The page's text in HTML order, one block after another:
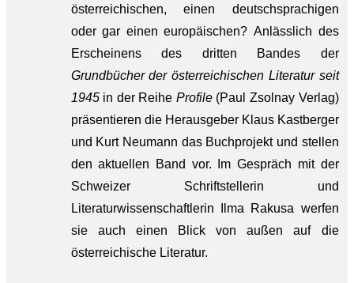
österreichischen, einen deutschsprachigen
oder gar einen europäischen? Anlässlich des
Erscheinens des dritten Bandes der
Grundbücher der österreichischen Literatur seit
1945in der Reihe Profile(Paul Zsolnay Verlag)
präsentieren die Herausgeber Klaus Kastberger
und Kurt Neumann das Buchprojekt und stellen
den aktuellen Band vor. Im Gespräch mit der
Schweizer Schriftstellerin und
Literaturwissenschaftlerin Ilma Rakusa werfen
sie auch einen Blick von außen auf die
österreichische Literatur.